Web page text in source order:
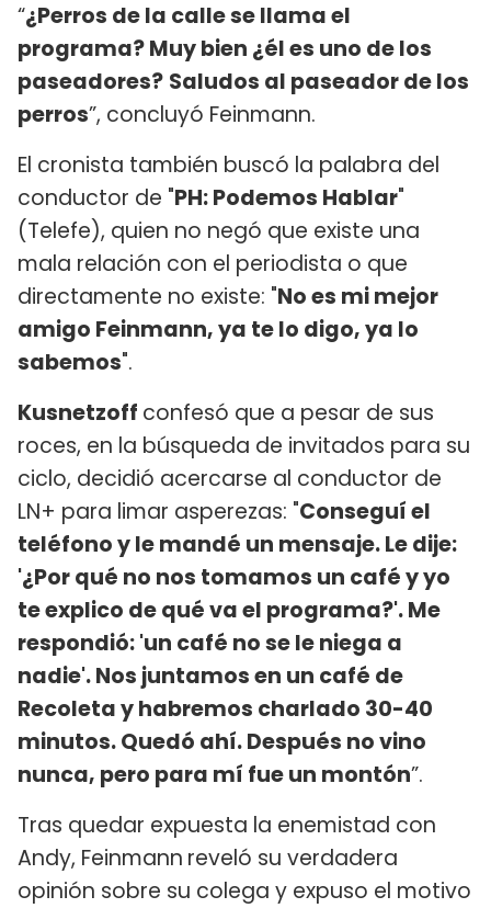
“¿Perros de la calle se llama el
programa? Muy bien ¿él es uno de los
paseadores? Saludos al paseador de los
perros”, concluyó Feinmann.
El cronista también buscó la palabra del
conductor de "PH: Podemos Hablar"
(Telefe), quien no negó que existe una
mala relación con el periodista o que
directamente no existe: "No es mi mejor
amigo Feinmann, ya te lo digo, ya lo
sabemos".
Kusnetzoff confesó que a pesar de sus
roces, en la búsqueda de invitados para su
ciclo, decidió acercarse al conductor de
LN+ para limar asperezas: "Conseguí el
teléfono y le mandé un mensaje. Le dije:
'¿Por qué no nos tomamos un café y yo
te explico de qué va el programa?'. Me
respondió: 'un café no se le niega a
nadie'. Nos juntamos en un café de
Recoleta y habremos charlado 30-40
minutos. Quedó ahí. Después no vino
nunca, pero para mí fue un montón”.
Tras quedar expuesta la enemistad con
Andy, Feinmann reveló su verdadera
opinión sobre su colega y expuso el motivo